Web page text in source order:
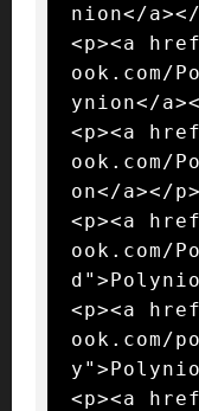
nion</
<p><a
ook.com/
ynion</
<p><a
ook.com/
on</a></p>
<p><a
ook.com/
<p><a
ook.com/
<p><a